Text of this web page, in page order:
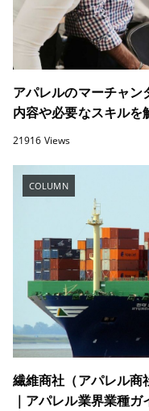
アパレルのマーチャ
内容や必要なスキルを
21916 Views
COLUMN
繊維商社（アパレル商
｜アパレル業界業種ガ